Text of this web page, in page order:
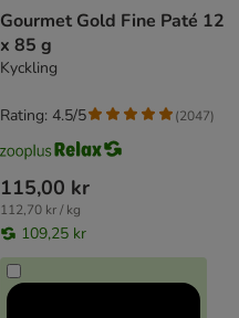
Gourmet Gold Fine Paté 12
x 85 g
Kyckling
115,00 kr
112,70 kr / kg
109,25 kr
Rating: 4.5/5 (2047)